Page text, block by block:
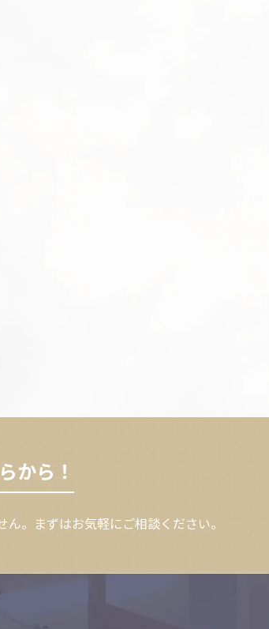
から！
。 まずはお気軽にご相談ください。